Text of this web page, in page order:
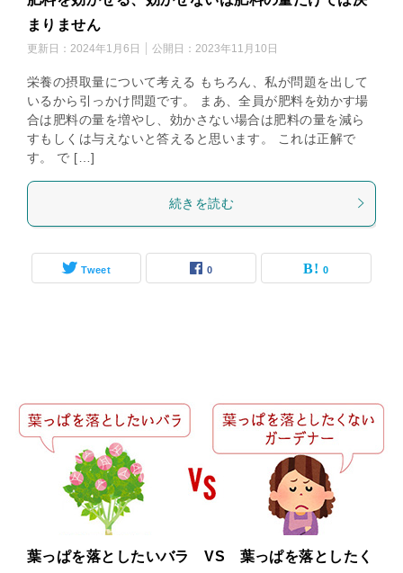
まりません
更新日： 2024年1月6日 公開日： 2023年11月10日
栄養の摂取量について考える もちろん、私が問題を出して
いるから引っかけ問題です。 まあ、全員が肥料を効かす場
合は肥料の量を増やし、効かさない場合は肥料の量を減ら
すもしくは与えないと答えると思います。 これは正解で
す。 で […]
続きを読む
Tweet 0 0
葉っぱを落としたいバラ VS 葉っぱを落としたく